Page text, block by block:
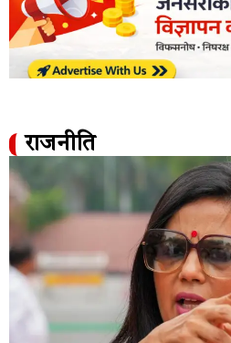
राजनीति